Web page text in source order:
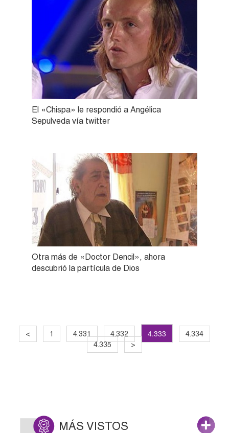
El «Chispa» le respondió a Angélica
Sepulveda vía twitter
Otra más de «Doctor Dencil», ahora
descubrió la partícula de Dios
< 1 4.331 4.332 4.333
4.334
4.335
>
MÁS VISTOS